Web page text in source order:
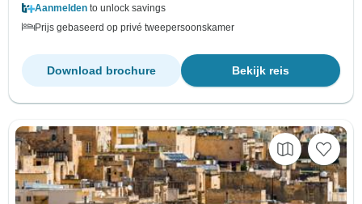
Aanmelden to unlock savings
Prijs gebaseerd op privé tweepersoonskamer
Bekijk reis
Download brochure